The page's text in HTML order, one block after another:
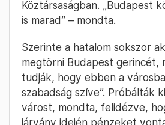
Köztársaságban. „Budapest
is marad” – mondta.
Szerinte a hatalom sokszor
megtörni Budapest gerincét,
tudják, hogy ebben a
szabadság szíve”. Próbálták
várost, mondta, felidézve,
járvány idején pénzeket